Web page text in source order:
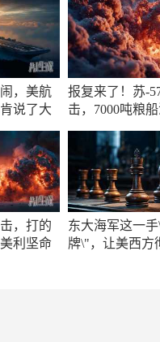
，美航
说了大
报复来了！苏-
击，7000吨粮
，打的
利坚命
东大海军这一
牌\"，让美西方